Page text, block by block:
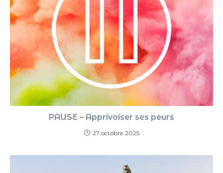
PAUSE – Apprivoiser ses peurs
27 octobre 2025